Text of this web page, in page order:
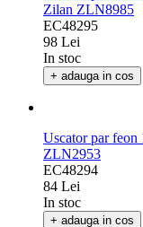
Uscator par feon
Zilan ZLN8985
EC48295
98 Lei
In stoc
Uscator par feon
ZLN2953
EC48294
84 Lei
In stoc